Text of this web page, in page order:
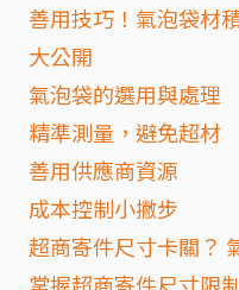
善用技巧！氣泡袋材
大公開
氣泡袋的選用與處理
精準測量，避免超材
善用供應商資源
成本控制小撇步
超商寄件尺寸卡關？